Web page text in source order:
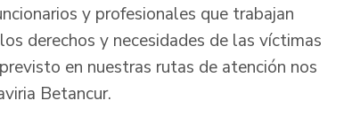
y profesionales que trabajan
derechos y necesidades de las víctimas
en nuestras rutas de atención nos
Betancur.